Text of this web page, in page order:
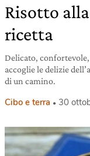
Risotto
ricetta
Delicato,
accoglie le delizie
di un camino.
Cibo e terra 30